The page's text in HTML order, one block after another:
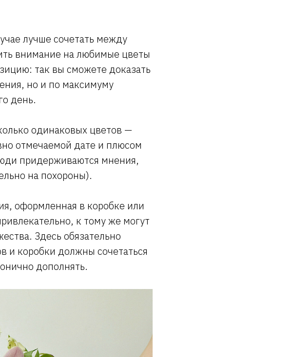
лучше сочетать между
внимание на любимые цветы
так вы сможете доказать
но и по максимуму
день.
одинаковых цветов —
отмечаемой дате и плюсом
придерживаются мнения,
на похороны).
оформленная в коробке или
к тому же могут
Здесь обязательно
и коробки должны сочетаться
дополнять.